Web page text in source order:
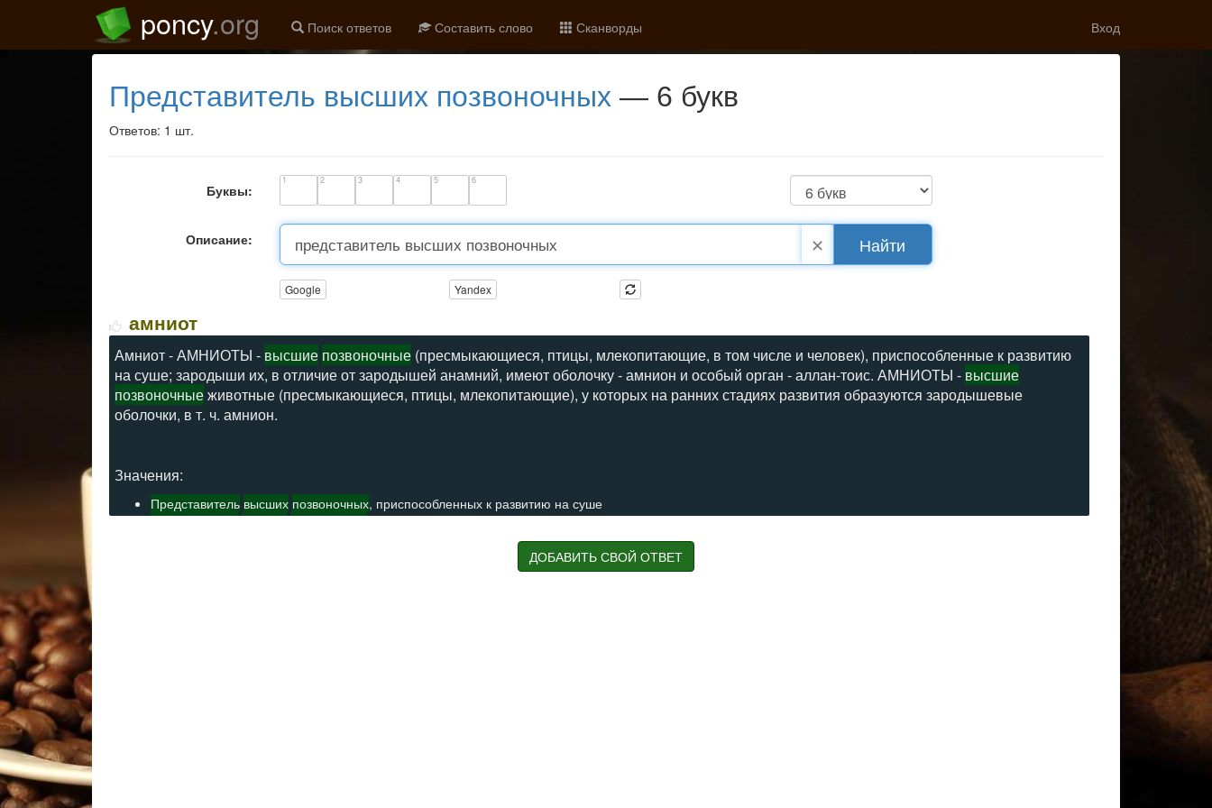
poncy.org Поиск ответов Составить слово Сканворды Вход
представитель высших позвоночных — 6 букв
Ответов: 1 шт.
амниот
Амниот - АМНИОТЫ - высшие позвоночные (пресмыкающиеся, птицы, млекопитающие, в том числе и человек), приспособленные к развитию
на суше; зародыши их, в отличие от зародышей анамний, имеют оболочку - амнион и особый орган - аллан-тоис. АМНИОТЫ - высшие
позвоночныеживотные (пресмыкающиеся, птицы, млекопитающие), у которых на ранних стадиях развития образуются зародышевые
оболочки, в т. ч. амнион.
Значения:
Представитель высших позвоночных, приспособленных к развитию на суше
представитель высших позвоночныхживотных, у которых на ранних стадиях развития образуются особые зародышевые оболочки, в том числе амнион
Животное, у которого на ранней стадии развития образуется зародышевая оболочка
Буквы:
1 2 3 4 5 6
Описание: ✕ Найти
Google Yandex
ДОБАВИТЬ СВОЙ ОТВЕТ